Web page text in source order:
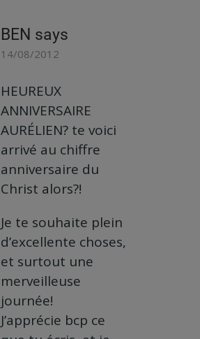
BEN says
14/08/2012
HEUREUX
ANNIVERSAIRE
AURÉLIEN? te voici
arrivé au chiffre
anniversaire du
Christ alors?!
Je te souhaite plein
d’excellente choses,
et surtout une
merveilleuse
journée!
J’apprécie bcp ce